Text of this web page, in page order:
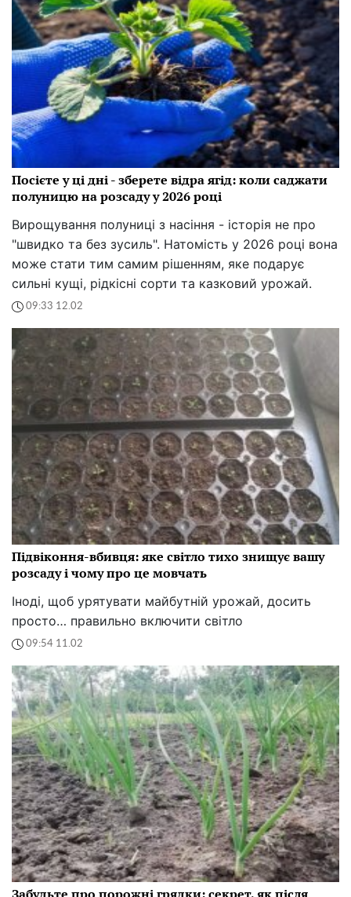
Посієте у ці дні - зберете відра ягід: коли саджати
полуницю на розсаду у 2026 році
Вирощування полуниці з насіння - історія не про
"швидко та без зусиль". Натомість у 2026 році вона
може стати тим самим рішенням, яке подарує
сильні кущі, рідкісні сорти та казковий урожай.
09:33 12.02
Підвіконня-вбивця: яке світло тихо знищує вашу
розсаду і чому про це мовчать
Іноді, щоб урятувати майбутній урожай, досить
просто… правильно включити світло
09:54 11.02
Забудьте про порожні грядки: секрет, як після